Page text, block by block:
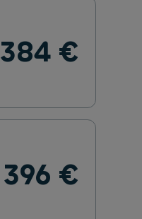
384 €
396 €